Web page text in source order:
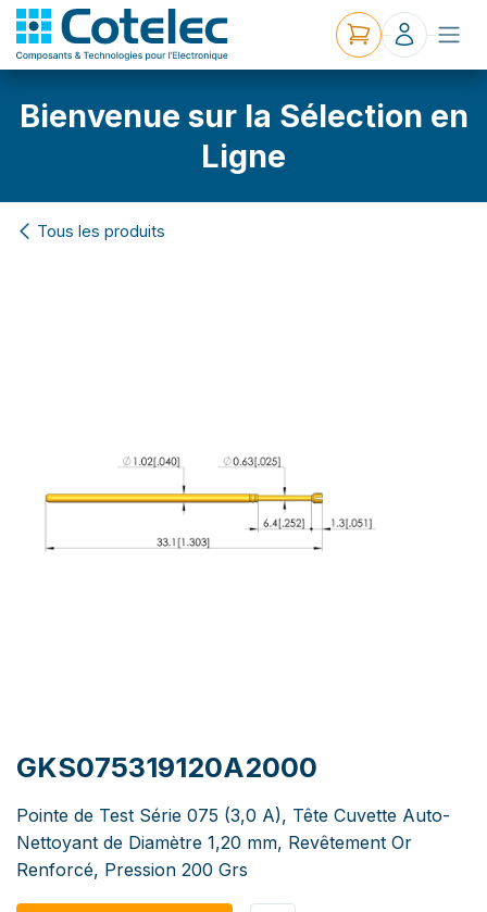
Bienvenue sur la Sélection en
Ligne
Tous les produits
GKS075319120A2000
Pointe de Test Série 075 (3,0 A), Tête Cuvette Auto-
Nettoyant de Diamètre 1,20 mm, Revêtement Or
Renforcé, Pression 200 Grs